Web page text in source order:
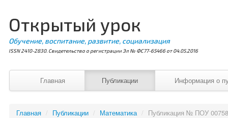
Открытый урок
Обучение, воспитание, развитие, социализация
ISSN 2410-2830. Свидетельство о регистрации Эл № ФС77-65466 от 04.05.2016
Главная Публикации Информация о
Главная / Публикации / Математика / Публикация № ПОУ